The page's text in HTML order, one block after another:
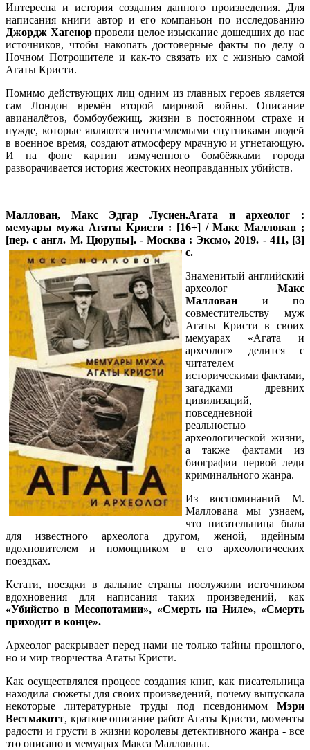
Интересна и история создания данного произведения. Для
написания книги автор и его компаньон по исследованию
Джордж Хагенорпровели целое изыскание дошедших до нас
источников, чтобы накопать достоверные факты по делу о
Ночном Потрошителе и как-то связать их с жизнью самой
Агаты Кристи.
Помимо действующих лиц одним из главных героев является
сам Лондон времён второй мировой войны. Описание
авианалётов, бомбоубежищ, жизни в постоянном страхе и
нужде, которые являются неотъемлемыми спутниками людей
в военное время, создают атмосферу мрачную и угнетающую.
И на фоне картин измученного бомбёжками города
разворачивается история жестоких неоправданных убийств.
Маллован, Макс Эдгар Лусиен.Агата и археолог :
мемуары мужа Агаты Кристи : [16+] / Макс Маллован ;
[пер. с англ. М. Цюрупы]. - Москва : Эксмо, 2019. - 411, [3]
с.
Знаменитый английский
археолог Макс
Маллован и по
совместительству муж
Агаты Кристи в своих
мемуарах «Агата и
археолог» делится с
читателем
историческими фактами,
загадками древних
цивилизаций,
повседневной
реальностью
археологической жизни,
а также фактами из
биографии первой леди
криминального жанра.
Из воспоминаний М.
Маллована мы узнаем,
что писательница была
для известного археолога другом, женой, идейным
вдохновителем и помощником в его археологических
поездках.
Кстати, поездки в дальние страны послужили источником
вдохновения для написания таких произведений, как
«Убийство в Месопотамии», «Смерть на Ниле», «Смерть
приходит в конце».
Археолог раскрывает перед нами не только тайны прошлого,
но и мир творчества Агаты Кристи.
Как осуществлялся процесс создания книг, как писательница
находила сюжеты для своих произведений, почему выпускала
некоторые литературные труды под псевдонимом Мэри
Вестмакотт, краткое описание работ Агаты Кристи, моменты
радости и грусти в жизни королевы детективного жанра - все
это описано в мемуарах Макса Маллована.